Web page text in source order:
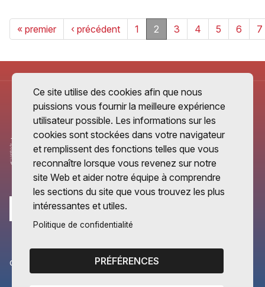
« premier ‹ précédent 1 2 3 4 5 6 7
CANTONS PARTENAIRES
Vaud
Ce site utilise des cookies afin que nous
puissions vous fournir la meilleure expérience
utilisateur possible. Les informations sur les
cookies sont stockées dans votre navigateur
et remplissent des fonctions telles que vous
reconnaître lorsque vous revenez sur notre
site Web et aider notre équipe à comprendre
les sections du site que vous trouvez les plus
intéressantes et utiles.
Politique de confidentialité
PRÉFÉRENCES